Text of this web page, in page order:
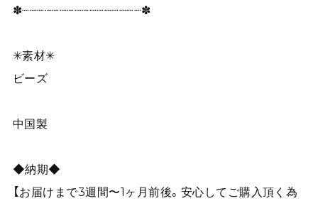
✽┈┈┈┈┈┈┈┈┈┈┈┈┈┈┈┈✽
✳︎素材✳︎
ビーズ
中国製
◆納期◆
【お届けまで3週間〜1ヶ月前後。安心してご購入頂く為